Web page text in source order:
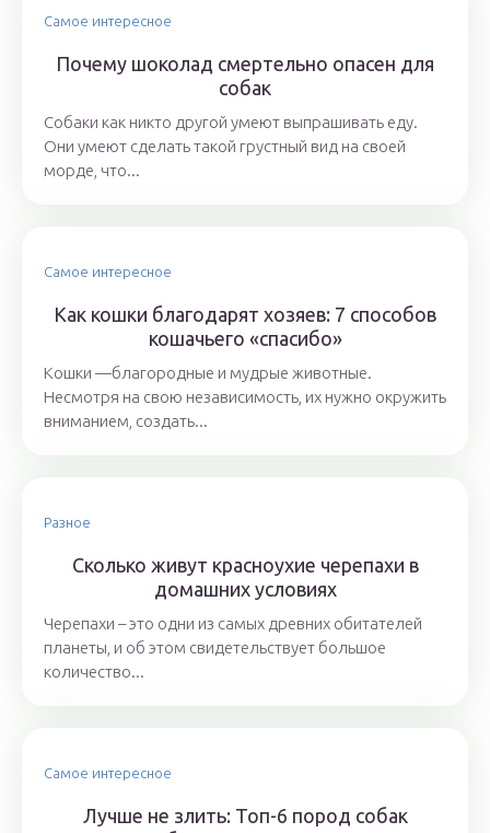
Самое интересное
Почему шоколад смертельно опасен для
собак
Собаки как никто другой умеют выпрашивать еду.
Они умеют сделать такой грустный вид на своей
морде, что...
Самое интересное
Как кошки благодарят хозяев: 7 способов
кошачьего «спасибо»
Кошки —благородные и мудрые животные.
Несмотря на свою независимость, их нужно окружить
вниманием, создать...
Разное
Сколько живут красноухие черепахи в
домашних условиях
Черепахи – это одни из самых древних обитателей
планеты, и об этом свидетельствует большое
количество...
Самое интересное
Лучше не злить: Топ-6 пород собак